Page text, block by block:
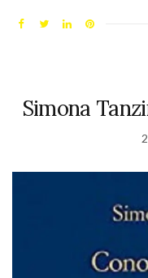
Simona